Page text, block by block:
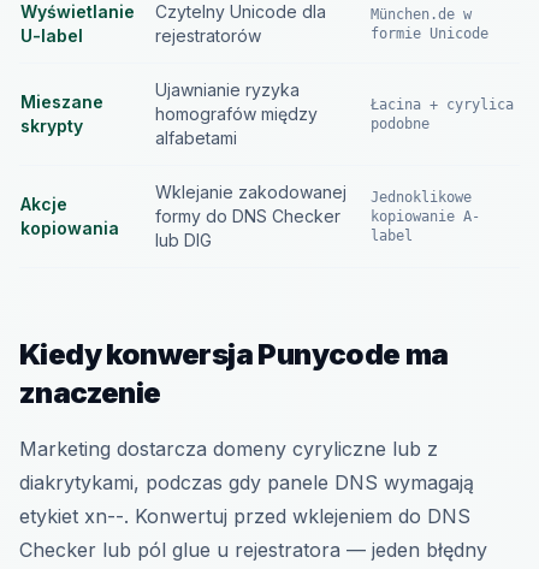
Wyświetlanie
U-label
Czytelny Unicode dla
rejestratorów
München.de w
formie Unicode
Mieszane
skrypty
Ujawnianie ryzyka
homografów między
alfabetami
Łacina + cyrylica
podobne
Akcje
kopiowania
Wklejanie zakodowanej
formy do DNS Checker
lub DIG
Jednoklikowe
kopiowanie A-
label
Kiedy konwersja Punycode ma
znaczenie
Marketing dostarcza domeny cyryliczne lub z
diakrytykami, podczas gdy panele DNS wymagają
etykiet xn--. Konwertuj przed wklejeniem do DNS
Checker lub pól glue u rejestratora — jeden błędny